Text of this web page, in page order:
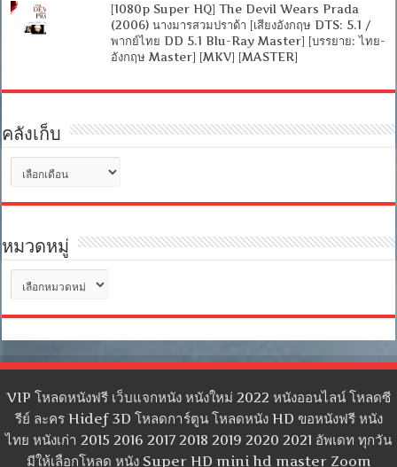
[1080p Super HQ] The Devil Wears Prada
(2006) นางมารสวมปราด้า [เสียงอังกฤษ DTS: 5.1 /
พากย์ไทย DD 5.1 Blu-Ray Master] [บรรยาย: ไทย-
อังกฤษ Master] [MKV] [MASTER]
คลังเก็บ
เก็บ
หมวดหมู่
หมู่
VIP โหลดหนังฟรี เว็บแจกหนัง หนังใหม่ 2022 หนังออนไลน์ โหลดซี
รีย์ ละคร Hidef 3D โหลดการ์ตูน โหลดหนัง HD ขอหนังฟรี หนัง
ไทย หนังเก่า 2015 2016 2017 2018 2019 2020 2021 อัพเดท ทุกวัน
มีให้เลือกโหลด หนัง Super HD mini hd master Zoom